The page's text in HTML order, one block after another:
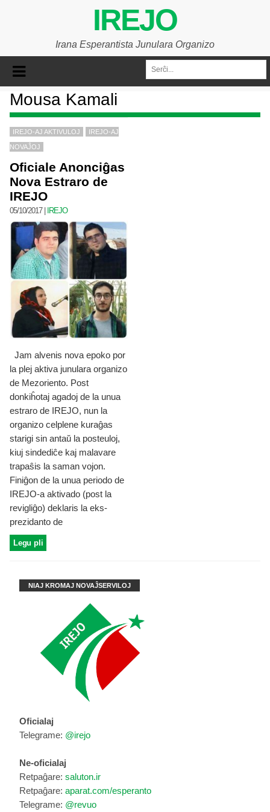
IREJO
Irana Esperantista Junulara Organizo
Mousa Kamali
IREJO-AJ AKTIVULOJ IREJO-AJ
NOVAĴOJ
Oficiale Anonciĝas
Nova Estraro de
IREJO
05/10/2017| IREJO
Jam alvenis nova epoko por
la plej aktiva junulara organizo
de Mezoriento. Post
donkiĥotaj agadoj de la unua
estraro de IREJO, nun la
organizo celplene kuraĝas
starigi sin antaŭ la posteuloj,
kiuj sindediĉe kaj malavare
trapaŝis la saman vojon.
Finiĝon de la unua periodo de
IREJO-a aktivado (post la
revigliĝo) deklaris la eks-
prezidanto de
Legu pli
NIAJ KROMAJ NOVAĴSERVILOJ
Oficialaj
Telegrame: @irejo
Ne-oficialaj
Retpaĝare: saluton.ir
Retpaĝare: aparat.com/esperanto
Telegrame: @revuo